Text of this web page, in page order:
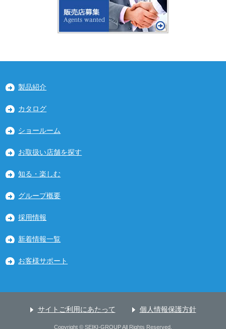
製品紹介
カタログ
ショールーム
お取扱い店舗を探す
知る・楽しむ
グループ概要
採用情報
新着情報一覧
お客様サポート
サイトご利用にあたって 個人情報保護方針
Copyright © SEIKI-GROUP All Rights Reserved.